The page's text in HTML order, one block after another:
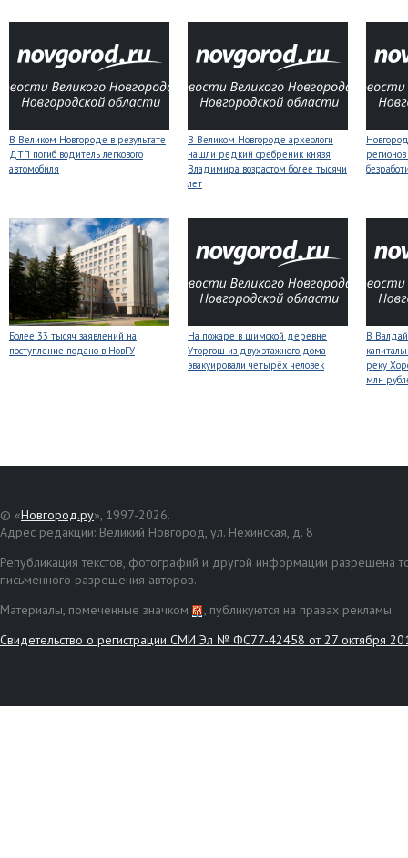
В Великом Новгороде в результате
ДТП погиб водитель легкового
автомобиля
В Великом Новгороде археологи
нашли редкий сребреник князя
Владимира возрастом более тысячи
лет
Более 33 тысяч заявлений на
поступление подано в НовГУ
На пожаре в шимской деревне
Уторгош из двухэтажного дома
эвакуировали четырёх человек
В
реку
млн
© «Новгород.ру», 1997-2026.
Адрес редакции: Великий Новгород, ул. Нехинская, д. 8
Републикация текстов, фотографий и другой информации разрешена
письменного разрешения авторов.
Материалы, помеченные значком
, публикуются на правах рекламы.
Свидетельство о регистрации СМИ Эл № ФС77-42458 от 27 октября